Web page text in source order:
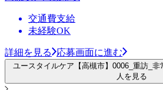
交通費支給
未経験OK
詳細を見る 応募画面に進む
ユースタイルケア【高槻市】0006_重訪_
人を見る